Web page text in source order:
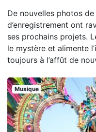
De nouvelles photos
d’enregistrement ont
ses prochains projets.
le mystère et alimente
toujours à l’affût de
Musique